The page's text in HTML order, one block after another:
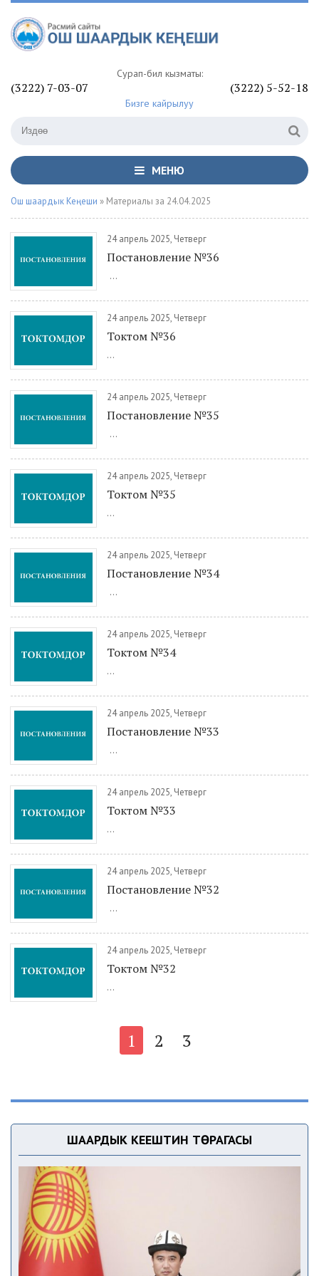
Сурап-билүү кызматы:
(3222) 7-03-07 (3222) 5-52-18
Бизге кайрылуу
МЕНЮ
Ош шаардык Кеңеши » Материалы за 24.04.2025
24 апрель 2025, Четверг
Постановление №36
...
24 апрель 2025, Четверг
Токтом №36
...
24 апрель 2025, Четверг
Постановление №35
...
24 апрель 2025, Четверг
Токтом №35
...
24 апрель 2025, Четверг
Постановление №34
...
24 апрель 2025, Четверг
Токтом №34
...
24 апрель 2025, Четверг
Постановление №33
...
24 апрель 2025, Четверг
Токтом №33
...
24 апрель 2025, Четверг
Постановление №32
...
24 апрель 2025, Четверг
Токтом №32
...
1 2 3
ШААРДЫК КЕҢЕШТИН ТӨРАГАСЫ